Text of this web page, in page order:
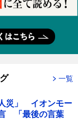
一覧
災」 イオンモー
「最後の言葉